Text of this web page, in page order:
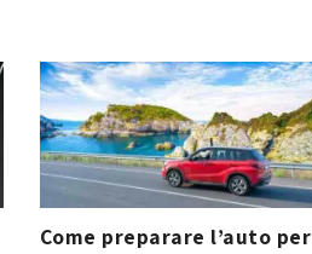
Come preparare l’auto per